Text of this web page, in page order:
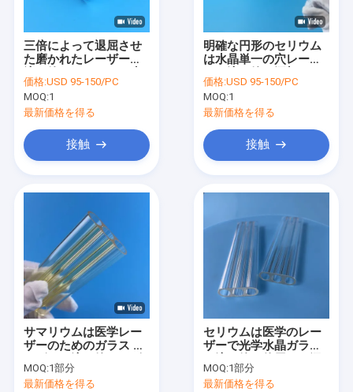
三倍によって退屈させ
た磨かれたレーザーの
晶透明な色を添加した
価格:USD 95-150/PC
MOQ:1
最新価格を得る
接触
明確な円形のセリウム
は水晶単一の穴レーザ
価格:USD 95-150/PC
MOQ:1
最新価格を得る
接触
サマリウムは医学レー
ザーのためのガラス レ
ティを添加した
MOQ:1部分
最新価格を得る
セリウムは医学のレー
ザーで光学水晶ガラス
加した
MOQ:1部分
最新価格を得る